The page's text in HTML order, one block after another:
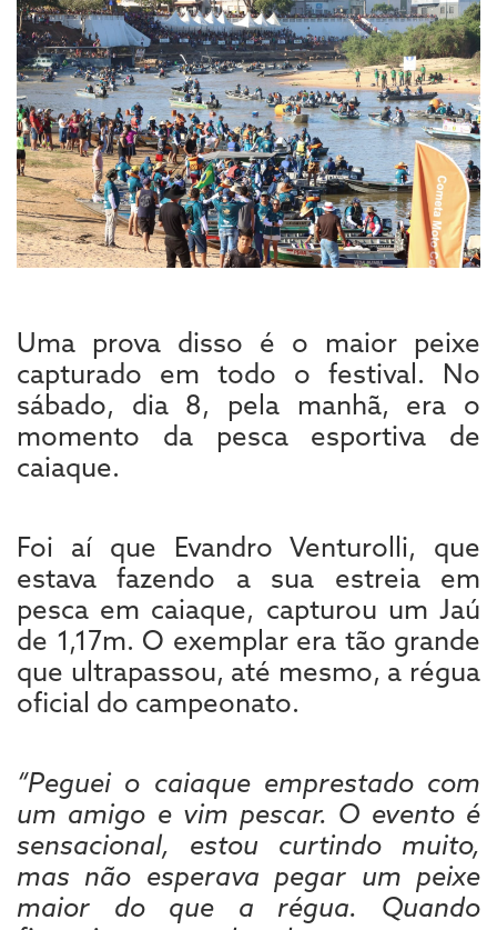
Uma prova disso é o maior peixe
capturado em todo o festival. No
sábado, dia 8, pela manhã, era o
momento da pesca esportiva de
caiaque.
Foi aí que Evandro Venturolli, que
estava fazendo a sua estreia em
pesca em caiaque, capturou um Jaú
de 1,17m. O exemplar era tão grande
que ultrapassou, até mesmo, a régua
oficial do campeonato.
“Peguei o caiaque emprestado com
um amigo e vim pescar. O evento é
sensacional, estou curtindo muito,
mas não esperava pegar um peixe
maior do que a régua. Quando